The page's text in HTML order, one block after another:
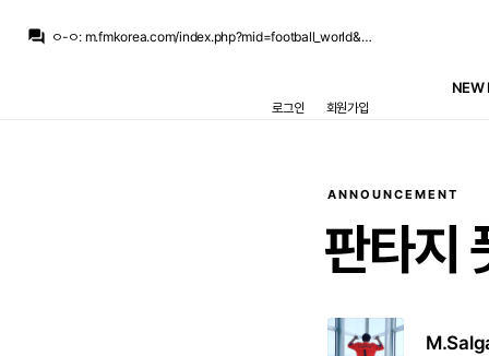
question_answer ㅇ-ㅇ: m.fmkorea.com/index.php?mid=football_world&category=233499071&document_srl=10190273886
NEW
로그인 회원가입
ANNOUNCEMENT
판타지